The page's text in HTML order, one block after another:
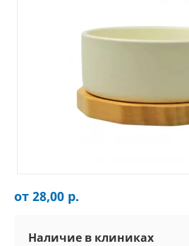
от 28,00 р.
Наличие в клиниках